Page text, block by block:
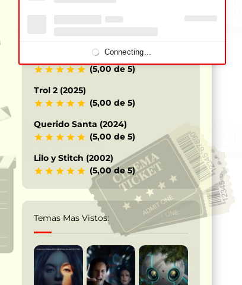
Terrifier 3 – Payaso siniestro (2024)
(5,00 de 5)
Trol 2 (2025)
(5,00 de 5)
Querido Santa (2024)
(5,00 de 5)
Lilo y Stitch (2002)
(5,00 de 5)
Temas Mas Vistos:
Connecting...